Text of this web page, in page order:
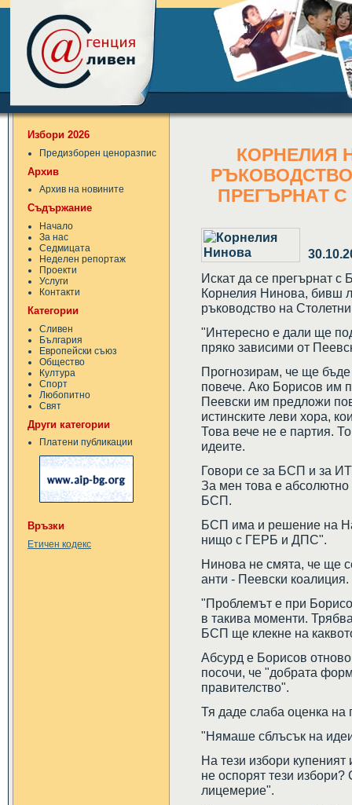
Избори 2026
Предизборен ценоразпис
Архив
Архив на новините
Съдържание
Начало
За нас
Седмицата
Неделен репортаж
Проекти
Услуги
Контакти
Категории
Сливен
България
Европейски съюз
Общество
Култура
Спорт
Любопитно
Свят
Други категории
Платени публикации
Връзки
Етичен кодекс
КОРНЕЛИЯ
ПРЕГЪРНАТ
Искат да се прегърнат с
Корнелия Нинова, бивш
ръководство на
"Интересно е дали ще
пряко зависими от
Прогнозирам, че ще
повече. Ако Борисов им
Пеевски им предложи
истинските леви хора,
Това вече не е партия.
идеите.
Говори се за БСП и за
За мен това е абсолютно
БСП.
БСП има и решение на
нищо с ГЕРБ и ДПС".
Нинова не смята, че ще
анти - Пеевски коалиция.
"Проблемът е при
в такива моменти.
БСП ще клекне на
Абсурд е Борисов
посочи, че "добрата
правителство".
Тя даде слаба оценка на
"Нямаше сблъсък на
На тези избори
не оспорят тези избори?
лицемерие".